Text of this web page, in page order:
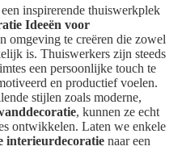
inspirerende thuiswerkplek
Ideeën voor
omgeving te creëren die zowel
is. Thuiswerkers zijn steeds
een persoonlijke touch te
en productief voelen.
stijlen zoals moderne,
, kunnen ze echt
ontwikkelen. Laten we enkele
interieurdecoratie naar een